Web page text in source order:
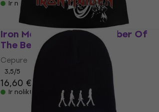
Ir noliktavā
Iron Maiden Cepure Number Of
The Beast Black
Cepure
3,5/5
16,60 €
Ir noliktavā